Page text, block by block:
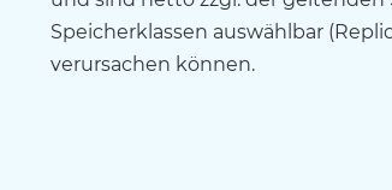
Speicherklassen auswählbar
verursachen können.